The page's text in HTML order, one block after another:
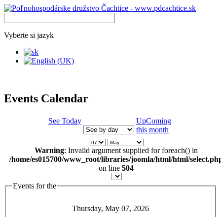
Vyberte si jazyk
Events Calendar
See Today
UpComing
this month
Warning: Invalid argument supplied for foreach() in
/home/es015700/www_root/libraries/joomla/html/html/
on line 504
Events for the
Thursday, May 07, 2026